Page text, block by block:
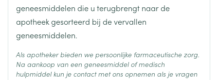
geneesmiddelen die u terugbrengt naar de
apotheek gesorteerd bij de vervallen
geneesmiddelen.
Als apotheker bieden we persoonlijke farmaceutische zorg.
Na aankoop van een geneesmiddel of medisch
hulpmiddel kun je contact met ons opnemen als je vragen